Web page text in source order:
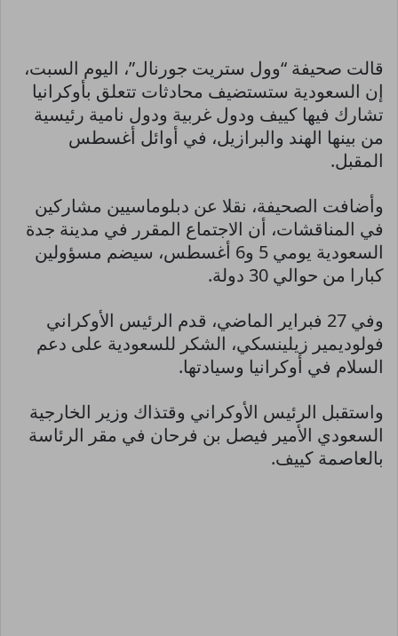
قالت صحيفة “وول ستريت جورنال”، اليوم السبت،
إن السعودية ستستضيف محادثات تتعلق بأوكرانيا
تشارك فيها كييف ودول غربية ودول نامية رئيسية
من بينها الهند والبرازيل، في أوائل أغسطس
المقبل.
وأضافت الصحيفة، نقلا عن دبلوماسيين مشاركين
في المناقشات، أن الاجتماع المقرر في مدينة جدة
السعودية يومي 5 و6 أغسطس، سيضم مسؤولين
كبارا من حوالي 30 دولة.
وفي 27 فبراير الماضي، قدم الرئيس الأوكراني
فولوديمير زيلينسكي، الشكر للسعودية على دعم
السلام في أوكرانيا وسيادتها.
واستقبل الرئيس الأوكراني وقتذاك وزير الخارجية
السعودي الأمير فيصل بن فرحان في مقر الرئاسة
بالعاصمة كييف.